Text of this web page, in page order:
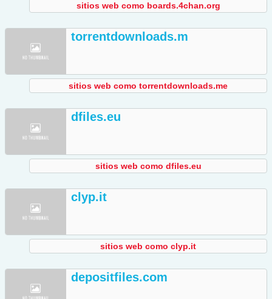
sitios web como boards.4chan.org
torrentdownloads.m
sitios web como torrentdownloads.me
dfiles.eu
sitios web como dfiles.eu
clyp.it
sitios web como clyp.it
depositfiles.com